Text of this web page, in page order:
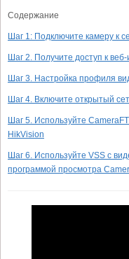
Содержание
Шаг 1: Подключите камеру к
Шаг 2. Получите доступ к
Шаг 3. Настройка профиля
Шаг 4. Включите открытый
Шаг 5. Используйте
HikVision
Шаг 6. Используйте VSS с
программой просмотра